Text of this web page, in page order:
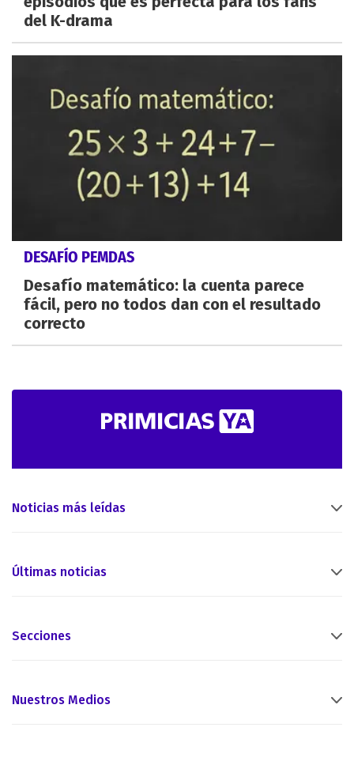
del K-drama
DESAFÍO PEMDAS
Desafío matemático: la cuenta parece
fácil, pero no todos dan con el resultado
correcto
Noticias más leídas
Últimas noticias
Secciones
Nuestros Medios